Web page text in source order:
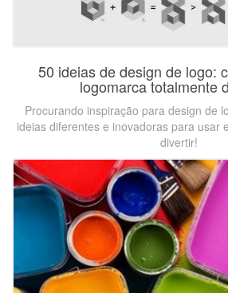
50 ideias de design de logo:
logomarca totalmente
Procurando inspiração para design de
ideias diferentes e inovadoras para usar
divertir!